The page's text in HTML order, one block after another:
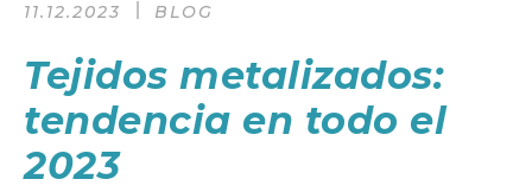
11.12.2023 BLOG
Tejidos metalizados:
tendencia en todo el
2023